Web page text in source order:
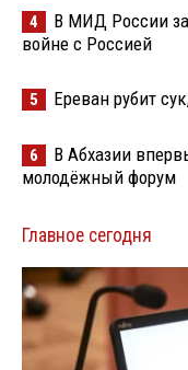
4
В МИД России
войне с Россией
5 Ереван рубит
6
В Абхазии
молодёжный форум
Главное сегодня